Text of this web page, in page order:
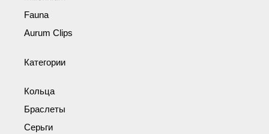
Fauna
Aurum Clips
Категории
Кольца
Браслеты
Серьги